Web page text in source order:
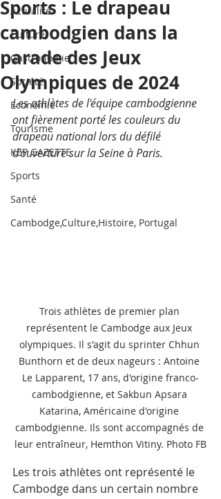
Actualité
Culture
Gastronomie
Société
Economie
Tourisme
KEP GAZETTE
Sports
Santé
Cambodge,Culture,Histoire, Portugal
Sports : Le drapeau
cambodgien dans la
parade des Jeux
Olympiques de 2024
Les athlètes de l'équipe cambodgienne
ont fièrement porté les couleurs du
drapeau national lors du défilé
d'ouverture sur la Seine à Paris.
Trois athlètes de premier plan
représentent le Cambodge aux Jeux
olympiques. Il s'agit du sprinter Chhun
Bunthorn et de deux nageurs : Antoine
Le Lapparent, 17 ans, d'origine franco-
cambodgienne, et Sakbun Apsara
Katarina, Américaine d'origine
cambodgienne. Ils sont accompagnés de
leur entraîneur, Hemthon Vitiny. Photo FB
Les trois athlètes ont représenté le
Cambodge dans un certain nombre